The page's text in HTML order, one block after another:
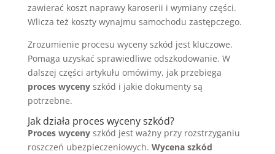
zawierać koszt naprawy karoserii i wymiany części.
Wlicza też koszty wynajmu samochodu zastępczego.
Zrozumienie procesu wyceny szkód jest kluczowe.
Pomaga uzyskać sprawiedliwe odszkodowanie. W
dalszej części artykułu omówimy, jak przebiega
proces wycenyszkód i jakie dokumenty są
potrzebne.
Jak działa proces wyceny szkód?
Proces wycenyszkód jest ważny przy rozstrzyganiu
roszczeń ubezpieczeniowych. Wycena szkód